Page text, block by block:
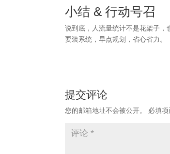
小结 & 行动号召
说到底，人流量统计不是花架子
要装系统，早点规划，省心省力。
提交评论
您的邮箱地址不会被公开。 必填